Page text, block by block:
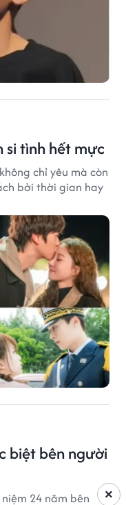
si tình hết mực
chỉ yêu mà còn
bởi thời gian hay
biệt bên người
24 năm bên
×